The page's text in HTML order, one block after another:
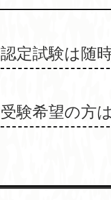
認定試験は随
受験希望の方